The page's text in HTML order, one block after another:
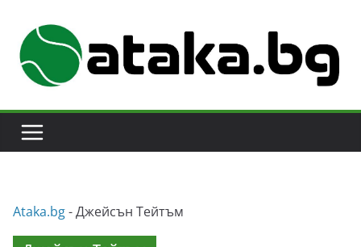
content
Аtaka.bg-Джейсън Тейтъм